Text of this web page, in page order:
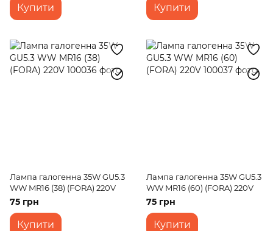
Купити Купити
Лампа галогенна 35W GU5.3
WW MR16 (38) (FORA) 220V
75 грн
Купити
Лампа галогенна 35W GU5.3
WW MR16 (60) (FORA) 220V
75 грн
Купити